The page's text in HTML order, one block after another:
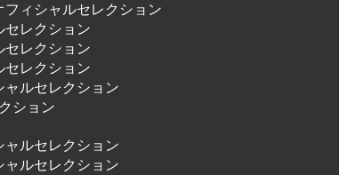
ィシャルセレクション
レクション
レクション
レクション
ルセレクション
ション
ルセレクション
ルセレクション